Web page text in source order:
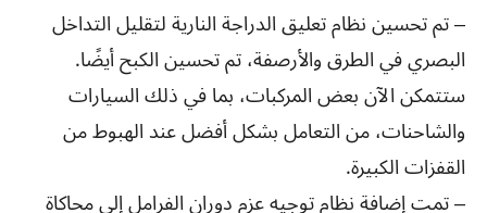
– تم تحسين نظام تعليق الدراجة النارية لتقليل التداخل
البصري في الطرق والأرصفة، تم تحسين الكبح أيضًا.
ستتمكن الآن بعض المركبات، بما في ذلك السيارات
والشاحنات، من التعامل بشكل أفضل عند الهبوط من
القفزات الكبيرة.
– تمت إضافة نظام توجيه عزم دوران الفرامل إلى محاكاة